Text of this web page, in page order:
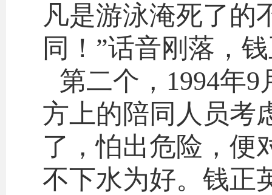
凡是游泳淹死了的
同！”话音刚落，
第二个，1994年
方上的陪同人员考
了，怕出危险，便
不下水为好。钱正